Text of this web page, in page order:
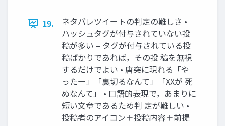
19.
ネタバレツイートの判定の難しさ •
ハッシュタグが付与されていない投
稿が多い – タグが付与されている投
稿ばかりであれば，その投 稿を無視
するだけでよい • 唐突に現れる「や
ったー」「裏切るなんて」「XXが 死
ぬなんて」 • 口語的表現で，あまりに
短い文章であるため判 定が難しい •
投稿者のアイコン＋投稿内容＋前提